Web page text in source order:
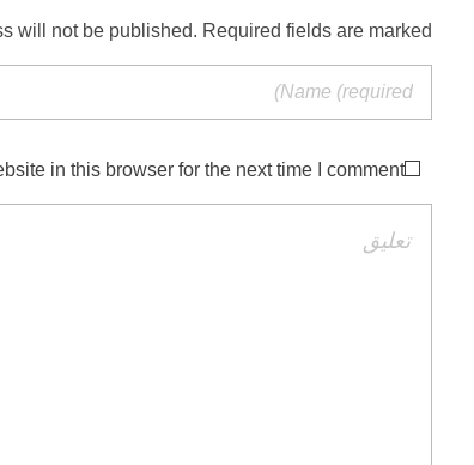
will not be published. Required fields are marked *
in this browser for the next time I comment.